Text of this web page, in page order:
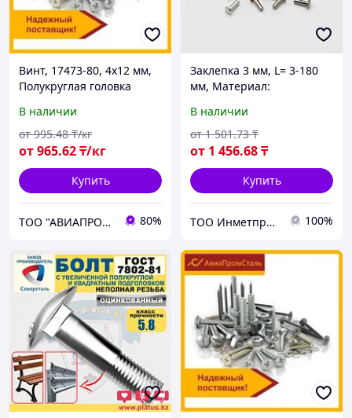
Винт, 17473-80, 4х12 мм,
Полукруглая головка
В наличии
от965.62₸/кг
от 995.48 ₸/кг
Купить
ТОО "АВИАПРОМСТАЛЬ" 80%
Заклепка 3 мм, L= 3-180
мм, Материал:
заклепка-гайка...
В наличии
от 1 456.68₸
от 1 501.73 ₸
Купить
ТОО Инметпром 100%